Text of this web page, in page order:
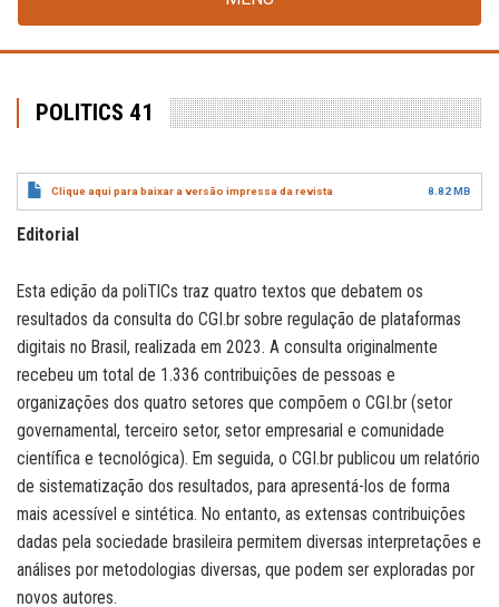
POLITICS 41
Clique aqui para baixar a versão impressa da revista 8.82 MB
Editorial
Esta edição da poliTICs traz quatro textos que debatem os
resultados da consulta do CGI.br sobre regulação de plataformas
digitais no Brasil, realizada em 2023. A consulta originalmente
recebeu um total de 1.336 contribuições de pessoas e
organizações dos quatro setores que compõem o CGI.br (setor
governamental, terceiro setor, setor empresarial e comunidade
científica e tecnológica). Em seguida, o CGI.br publicou um relatório
de sistematização dos resultados, para apresentá-los de forma
mais acessível e sintética. No entanto, as extensas contribuições
dadas pela sociedade brasileira permitem diversas interpretações e
análises por metodologias diversas, que podem ser exploradas por
novos autores.